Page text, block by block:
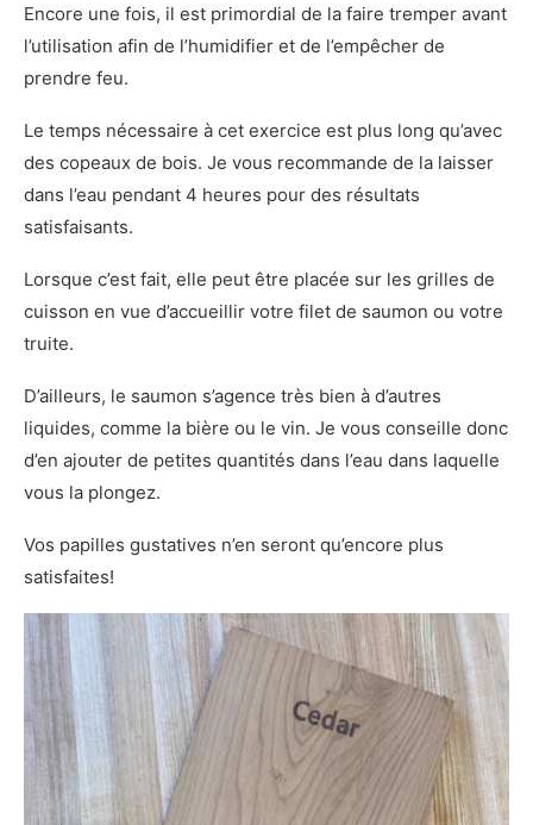
Encore une fois, il est primordial de la faire tremper avant
l’utilisation afin de l’humidifier et de l’empêcher de
prendre feu.
Le temps nécessaire à cet exercice est plus long qu’avec
des copeaux de bois. Je vous recommande de la laisser
dans l’eau pendant 4 heures pour des résultats
satisfaisants.
Lorsque c’est fait, elle peut être placée sur les grilles de
cuisson en vue d’accueillir votre filet de saumon ou votre
truite.
D’ailleurs, le saumon s’agence très bien à d’autres
liquides, comme la bière ou le vin. Je vous conseille donc
d’en ajouter de petites quantités dans l’eau dans laquelle
vous la plongez.
Vos papilles gustatives n’en seront qu’encore plus
satisfaites!